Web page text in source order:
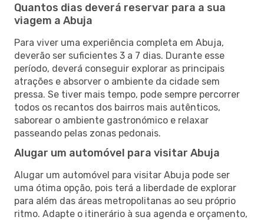
Quantos dias deverá reservar para a sua
viagem a Abuja
Para viver uma experiência completa em Abuja,
deverão ser suficientes 3 a 7 dias. Durante esse
período, deverá conseguir explorar as principais
atrações e absorver o ambiente da cidade sem
pressa. Se tiver mais tempo, pode sempre percorrer
todos os recantos dos bairros mais autênticos,
saborear o ambiente gastronómico e relaxar
passeando pelas zonas pedonais.
Alugar um automóvel para visitar Abuja
Alugar um automóvel para visitar Abuja pode ser
uma ótima opção, pois terá a liberdade de explorar
para além das áreas metropolitanas ao seu próprio
ritmo. Adapte o itinerário à sua agenda e orçamento,